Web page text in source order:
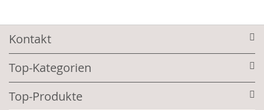
Kontakt
Top-Kategorien
Top-Produkte